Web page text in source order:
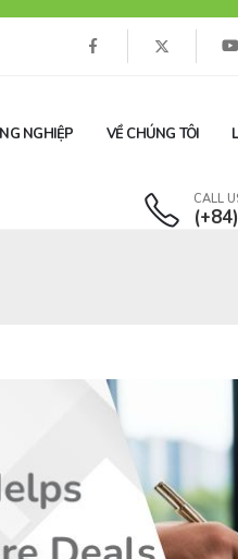
NGHIỆP VỀ CHÚNG TÔI
CALL